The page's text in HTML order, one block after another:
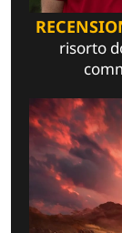
risorto